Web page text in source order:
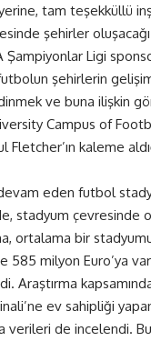
tam teşekküllü
şehirler
Şampiyonlar Ligi
şehirlerin
ve buna ilişkin
Campus of
Fletcher’ın kaleme
eden futbol
stadyum çevresinde
ortalama bir
585 milyon Euro’ya
Araştırma
ev sahipliği
verileri de incelendi.